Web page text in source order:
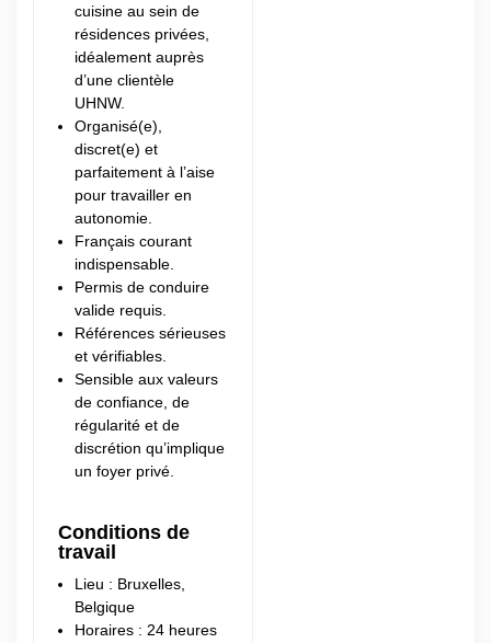
cuisine au sein de
résidences privées,
idéalement auprès
d’une clientèle
UHNW.
Organisé(e),
discret(e) et
parfaitement à l’aise
pour travailler en
autonomie.
Français courant
indispensable.
Permis de conduire
valide requis.
Références sérieuses
et vérifiables.
Sensible aux valeurs
de confiance, de
régularité et de
discrétion qu’implique
un foyer privé.
Conditions de
travail
Lieu : Bruxelles,
Belgique
Horaires : 24 heures